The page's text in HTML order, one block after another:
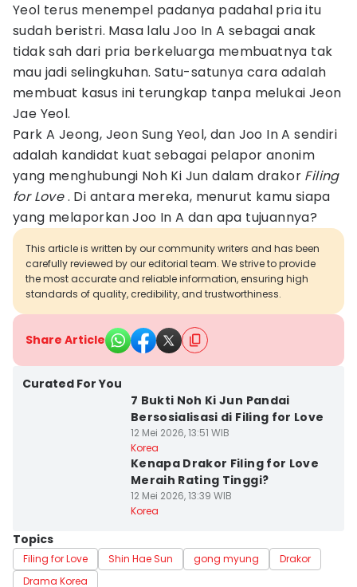
Yeol terus menempel padanya padahal pria itu
sudah beristri. Masa lalu Joo In A sebagai anak
tidak sah dari pria berkeluarga membuatnya tak
mau jadi selingkuhan. Satu-satunya cara adalah
membuat kasus ini terungkap tanpa melukai Jeon
Jae Yeol.
Park A Jeong, Jeon Sung Yeol, dan Joo In A sendiri
adalah kandidat kuat sebagai pelapor anonim
yang menghubungi Noh Ki Jun dalam drakor Filing
for Love. Di antara mereka, menurut kamu siapa
yang melaporkan Joo In A dan apa tujuannya?
This article is written by our community writers and has been
carefully reviewed by our editorial team. We strive to provide
the most accurate and reliable information, ensuring high
standards of quality, credibility, and trustworthiness.
Share Article
Curated For You
7 Bukti Noh Ki Jun Pandai
Bersosialisasi di Filing for Love
12 Mei 2026, 13:51 WIB
Korea
Kenapa Drakor Filing for Love
Meraih Rating Tinggi?
12 Mei 2026, 13:39 WIB
Korea
Topics
Filing for Love Shin Hae Sun gong myung
Drakor
Drama Korea